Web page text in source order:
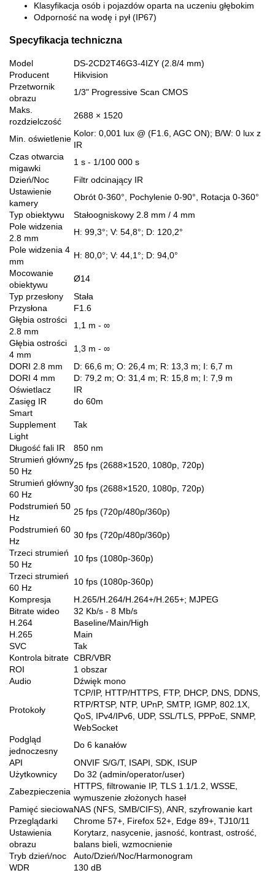
Klasyfikacja osób i pojazdów oparta na uczeniu głębokim
Odporność na wodę i pył (IP67)
Specyfikacja techniczna
Model
DS-2CD2T46G3-4IZY (2.8/4 mm)
Producent
Hikvision
Przetwornik
obrazu
1/3" Progressive Scan CMOS
Maks.
rozdzielczość
2688 × 1520
Min. oświetlenie
Kolor: 0,001 lux @ (F1.6, AGC ON); B/W: 0 lux z
IR
Czas otwarcia
migawki
1 s - 1/100 000 s
Dzień/Noc
Filtr odcinający IR
Ustawienie
kamery
Obrót 0-360°, Pochylenie 0-90°, Rotacja 0-360°
Typ obiektywu
Stałoogniskowy 2.8 mm / 4 mm
Pole widzenia
2.8 mm
H: 99,3°; V: 54,8°; D: 120,2°
Pole widzenia 4
mm
H: 80,0°; V: 44,1°; D: 94,0°
Mocowanie
obiektywu
Ø14
Typ przesłony
Stała
Przysłona
F1.6
Głębia ostrości
2.8 mm
1,1 m - ∞
Głębia ostrości
4 mm
1,3 m - ∞
DORI 2.8 mm
D: 66,6 m; O: 26,4 m; R: 13,3 m; I: 6,7 m
DORI 4 mm
D: 79,2 m; O: 31,4 m; R: 15,8 m; I: 7,9 m
Oświetlacz
IR
Zasięg IR
do 60m
Smart
Supplement
Light
Tak
Długość fali IR
850 nm
Strumień główny
50 Hz
25 fps (2688×1520, 1080p, 720p)
Strumień główny
60 Hz
30 fps (2688×1520, 1080p, 720p)
Podstrumień 50
Hz
25 fps (720p/480p/360p)
Podstrumień 60
Hz
30 fps (720p/480p/360p)
Trzeci strumień
50 Hz
10 fps (1080p-360p)
Trzeci strumień
60 Hz
10 fps (1080p-360p)
Kompresja
H.265/H.264/H.264+/H.265+; MJPEG
Bitrate wideo
32 Kb/s - 8 Mb/s
H.264
Baseline/Main/High
H.265
Main
SVC
Tak
Kontrola bitrate CBR/VBR
ROI
1 obszar
Audio
Dźwięk mono
Protokoły
TCP/IP, HTTP/HTTPS, FTP, DHCP, DNS, DDNS,
RTP/RTSP, NTP, UPnP, SMTP, IGMP, 802.1X,
QoS, IPv4/IPv6, UDP, SSL/TLS, PPPoE, SNMP,
WebSocket
Podgląd
jednoczesny
Do 6 kanałów
API
ONVIF S/G/T, ISAPI, SDK, ISUP
Użytkownicy
Do 32 (admin/operator/user)
Zabezpieczenia
HTTPS, filtrowanie IP, TLS 1.1/1.2, WSSE,
wymuszenie złożonych haseł
Pamięć sieciowaNAS (NFS, SMB/CIFS), ANR, szyfrowanie kart
Przeglądarki
Chrome 57+, Firefox 52+, Edge 89+, TJ10/11
Ustawienia
obrazu
Korytarz, nasycenie, jasność, kontrast, ostrość,
balans bieli, wzmocnienie
Tryb dzień/noc
Auto/Dzień/Noc/Harmonogram
WDR
130 dB